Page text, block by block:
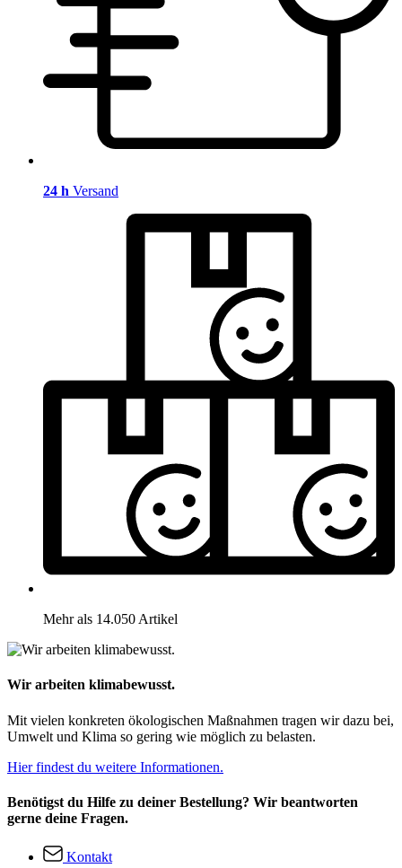
24 h Versand
Mehr als 14.050 Artikel
Wir arbeiten klimabewusst.
Mit vielen konkreten ökologischen Maßnahmen tragen wir dazu bei,
Umwelt und Klima so gering wie möglich zu belasten.
Hier findest du weitere Informationen.
Benötigst du Hilfe zu deiner Bestellung? Wir beantworten
gerne deine Fragen.
Kontakt